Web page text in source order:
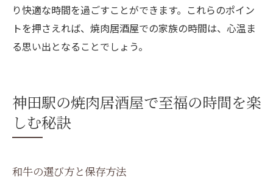
り快適な時間を過ごすことができます。これらのポイン
トを押さえれば、焼肉居酒屋での家族の時間は、心温ま
る思い出となることでしょう。
神田駅の焼肉居酒屋で至福の時間を楽
しむ秘訣
和牛の選び方と保存方法